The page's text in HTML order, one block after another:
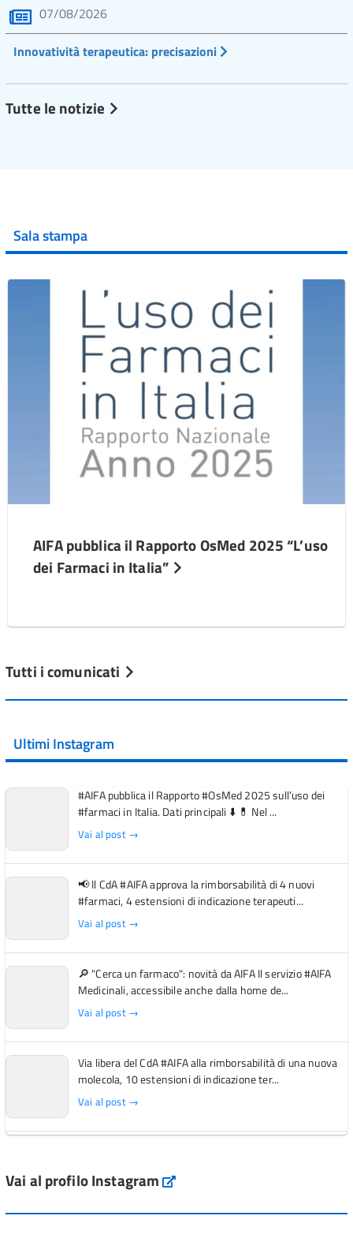
07/08/2026
Innovatività terapeutica: precisazioni
Tutte le notizie
Sala stampa
AIFA pubblica il Rapporto OsMed 2025 “L’uso
dei Farmaci in Italia”
Tutti i comunicati
Ultimi Instagram
#AIFA pubblica il Rapporto #OsMed 2025 sull’uso dei
#farmaci in Italia. Dati principali ⬇️ 💊 Nel ...
Vai al post →
📢 Il CdA #AIFA approva la rimborsabilità di 4 nuovi
#farmaci, 4 estensioni di indicazione terapeuti...
Vai al post →
🔎 "Cerca un farmaco": novità da AIFA Il servizio #AIFA
Medicinali, accessibile anche dalla home de...
Vai al post →
Via libera del CdA #AIFA alla rimborsabilità di una nuova
molecola, 10 estensioni di indicazione ter...
Vai al post →
Vai al post →
Vai al profilo Instagram Instagram